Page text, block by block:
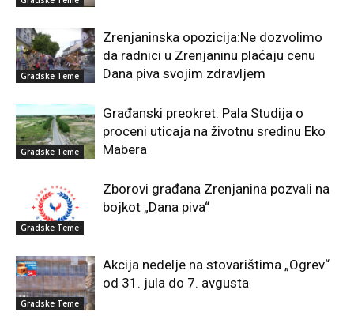
Gradske Teme
Zrenjaninska opozicija:Ne dozvolimo
da radnici u Zrenjaninu plaćaju cenu
Dana piva svojim zdravljem
Gradske Teme
Građanski preokret: Pala Studija o
proceni uticaja na životnu sredinu Eko
Mabera
Gradske Teme
Zborovi građana Zrenjanina pozvali na
bojkot „Dana piva“
Gradske Teme
Akcija nedelje na stovarištima „Ogrev“
od 31. jula do 7. avgusta